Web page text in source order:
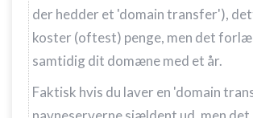
der hedder et 'domain transfer'),
koster (oftest) penge, men det
samtidig dit domæne med et år.
Faktisk hvis du laver en 'domain